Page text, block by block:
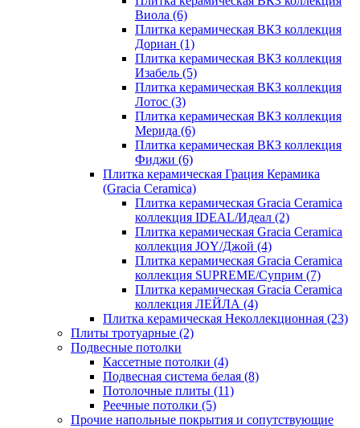
Виола (6)
Плитка керамическая ВКЗ коллекция
Дориан (1)
Плитка керамическая ВКЗ коллекция
Изабель (5)
Плитка керамическая ВКЗ коллекция
Лотос (3)
Плитка керамическая ВКЗ коллекция
Мерида (6)
Плитка керамическая ВКЗ коллекция
Фиджи (6)
Плитка керамическая Грация Керамика
(Gracia Ceramica)
Плитка керамическая Gracia Ceramica
коллекция IDEAL/Идеал (2)
Плитка керамическая Gracia Ceramica
коллекция JOY/Джой (4)
Плитка керамическая Gracia Ceramica
коллекция SUPREME/Суприм (7)
Плитка керамическая Gracia Ceramica
коллекция ЛЕЙЛА (4)
Плитка керамическая Неколлекционная (23)
Плиты тротуарные (2)
Подвесные потолки
Кассетные потолки (4)
Подвесная система белая (8)
Потолочные плиты (11)
Реечные потолки (5)
Прочие напольные покрытия и сопутствующие